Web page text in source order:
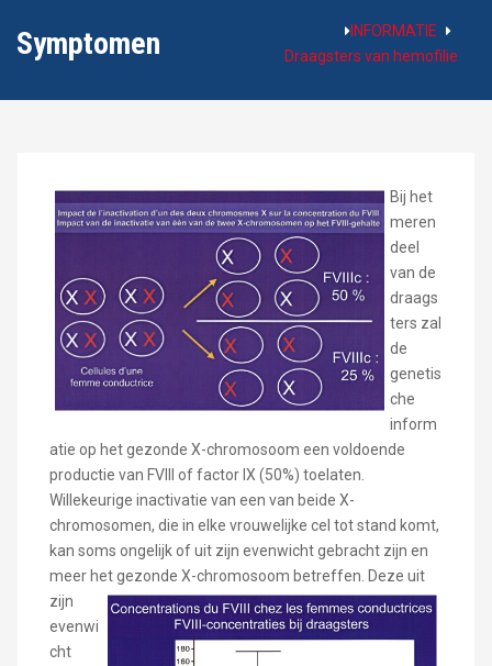
Symptomen
INFORMATIE
Draagsters van hemofilie
Bij het
meren
deel
van de
draags
ters zal
de
genetis
che
inform
atie op het gezonde X-chromosoom een voldoende
productie van FVIII of factor IX (50%) toelaten.
Willekeurige inactivatie van een van beide X-
chromosomen, die in elke vrouwelijke cel tot stand komt,
kan soms ongelijk of uit zijn evenwicht gebracht zijn en
meer het gezonde X-chromosoom betreffen. Deze uit
zijn
evenwi
cht